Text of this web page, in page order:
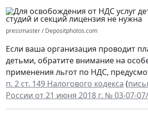
pressmaster / Depositphotos.com
Если ваша организация проводит
детьми, обратите внимание на
применения льгот по НДС,
п. 2 ст. 149 Налогового кодекса (
России от 21 июня 2018 г. № 03-07-